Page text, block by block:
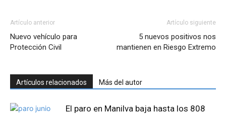
Artículo anterior
Nuevo vehículo para
Protección Civil
Artículo siguiente
5 nuevos positivos nos
mantienen en Riesgo Extremo
Artículos relacionados Más del autor
El paro en Manilva baja hasta los 808